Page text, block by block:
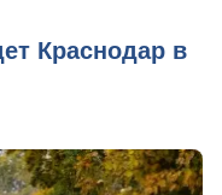
Краснодар в